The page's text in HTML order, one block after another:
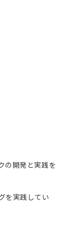
の開発と実践を
を実践してい